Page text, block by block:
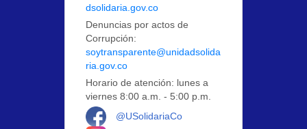
dsolidaria.gov.co
Denuncias por actos de
Corrupción:
soytransparente@unidadsolida
ria.gov.co
Horario de atención: lunes a
viernes 8:00 a.m. - 5:00 p.m.
@USolidariaCo